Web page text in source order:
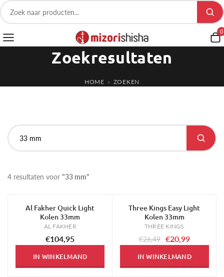
0
Zoekresultaten
HOME » ZOEKEN
4 resultaten voor "33 mm"
Al Fakher Quick Light
Kolen 33mm
AL FAKHER
€104,95
IN WINKELMAND
-21%
Three Kings Easy Light
Kolen 33mm
THREE KINGS
€26,49 €20,99
IN WINKELMAND